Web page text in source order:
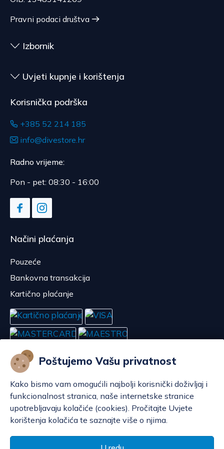
Poštujemo Vašu privatnost
Kako bismo vam omogućili najbolji korisnički doživljaj i
funkcionalnost stranica, naše internetske stranice
upotrebljavaju kolačiće (cookies). Pročitajte Uvjete
korištenja kolačića te saznajte više o njima.
nije pogodna za vraćanje, ako je bila otpečaćena
nakon dostave.
Pravni podaci društva
Izbornik
Uvjeti kupnje i korištenja
Korisnička podrška
+385 52 214 185
info@divestore.hr
Radno vrijeme:
Pon - pet: 08:30 - 16:00
Načini plaćanja
Pouzeće
Bankovna transakcija
Kartično plaćanje
© POP d.o.o. 2008. - 2026.